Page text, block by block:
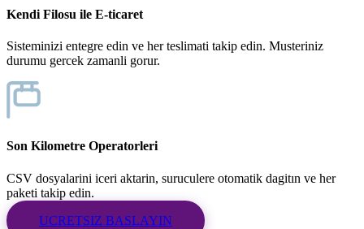
Kendi Filosu ile E-ticaret
Sisteminizi entegre edin ve her teslimati takip edin. Musteriniz
durumu gercek zamanli gorur.
Son Kilometre Operatorleri
CSV dosyalarini iceri aktarin, suruculere otomatik dagitın ve her
paketi takip edin.
UCRETSIZ BASLAYIN